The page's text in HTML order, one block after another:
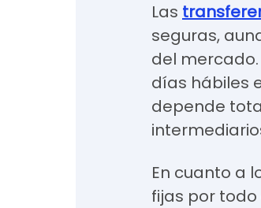
Las
seguras,
del
días hábiles
depende
En cuanto a
fijas por